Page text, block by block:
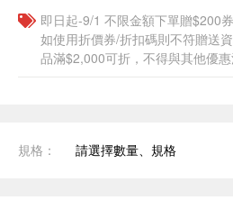
即日起-9/1 不限金額下單贈$200
如使用折價券/折扣碼則不符贈送
品滿$2,000可折，不得與其他優
規格： 請選擇數量、規格